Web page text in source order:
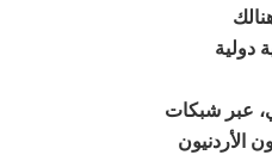
دولية
عبر شبكات
الأردنيون